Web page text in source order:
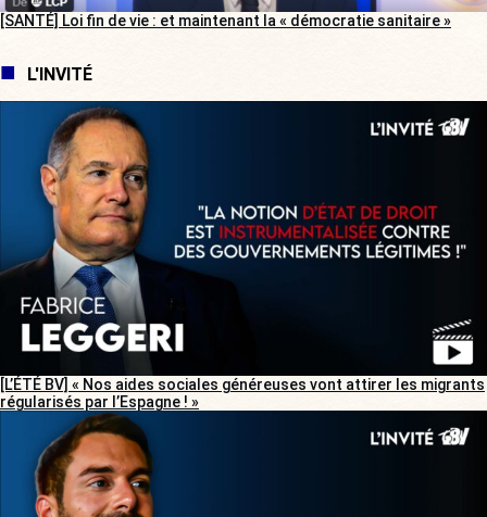
[SANTÉ] Loi fin de vie : et maintenant la « démocratie sanitaire »
L'INVITÉ
[L’ÉTÉ BV] « Nos aides sociales généreuses vont attirer les migrants
régularisés par l’Espagne ! »